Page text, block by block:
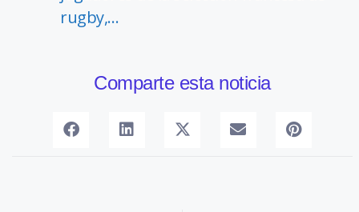
rugby,…
Comparte esta noticia